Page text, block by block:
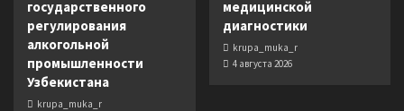
государственного
регулирования
алкогольной
промышленности
Узбекистана
krupa_muka_r
медицинской
диагностики
krupa_muka_r
4 августа 2026